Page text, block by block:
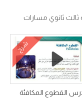
ثانوي مسارات
شرح
القطوع المكافئة